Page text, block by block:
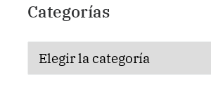
Categorías
Categorías